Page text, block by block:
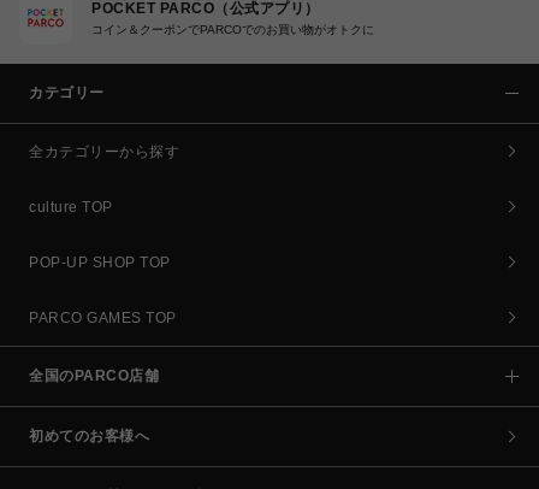
POCKET PARCO（公式アプリ）
コイン＆クーポンでPARCOでのお買い物がオトクに
カテゴリー
全カテゴリーから探す
culture TOP
POP-UP SHOP TOP
PARCO GAMES TOP
全国のPARCO店舗
初めてのお客様へ